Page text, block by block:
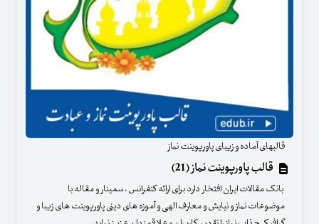
قالبهای آماده و زیبای پاورپوینت نماز
قالب پاورپوینت نماز (21)
بانک مقالات ایران افتخار دارد برای ارائه کنفرانس ، سمینار و مقاله با
موضوعات نماز و نیایش و معارف الهی و آموزه های دینی پاورپوینت های زیبا و